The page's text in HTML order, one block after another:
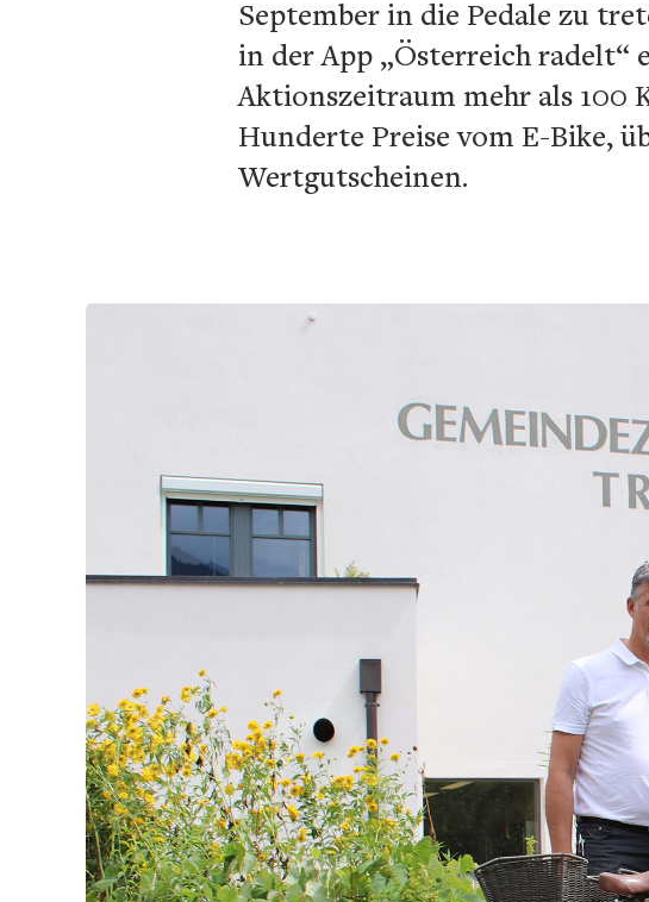
September in die Pedale zu
in der App „Österreich
Aktionszeitraum mehr als 100
Hunderte Preise vom E-Bike,
Wertgutscheinen.